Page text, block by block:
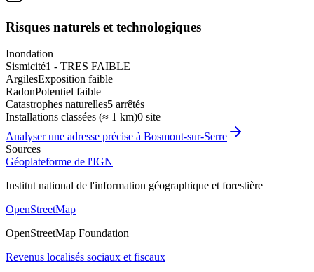
Risques naturels et technologiques
Inondation
Sismicité1 - TRES FAIBLE
ArgilesExposition faible
RadonPotentiel faible
Catastrophes naturelles5 arrêtés
Installations classées (≈ 1 km)0 site
Analyser une adresse précise à Bosmont-sur-Serre
Sources
Géoplateforme de l'IGN
Institut national de l'information géographique et forestière
OpenStreetMap
OpenStreetMap Foundation
Revenus localisés sociaux et fiscaux